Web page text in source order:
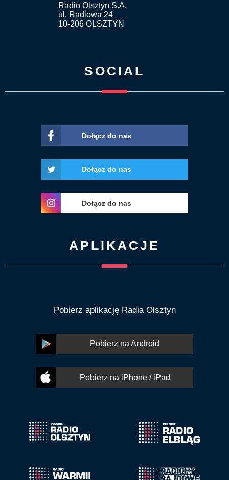
Radio Olsztyn S.A.
ul. Radiowa 24
10-206 OLSZTYN
SOCIAL
Dołącz do nas
Dołącz do nas
Dołącz do nas
APLIKACJE
Pobierz aplikację Radia Olsztyn
Pobierz na Android
Pobierz na iPhone / iPad